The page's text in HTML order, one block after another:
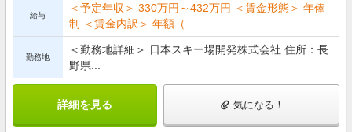
給与
＜予定年収＞ 330万円～432万円 ＜賃金形態＞ 年俸
制 ＜賃金内訳＞ 年額（...
勤務地
＜勤務地詳細＞ 日本スキー場開発株式会社 住所：長
野県...
詳細を見る 気になる！